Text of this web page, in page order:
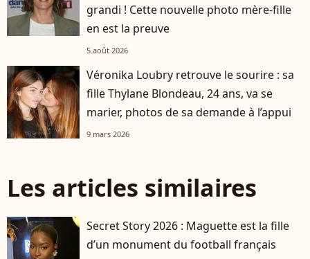
grandi ! Cette nouvelle photo mère-fille
en est la preuve
5 août 2026
Véronika Loubry retrouve le sourire : sa
fille Thylane Blondeau, 24 ans, va se
marier, photos de sa demande à l’appui
9 mars 2026
Les articles similaires
Secret Story 2026 : Maguette est la fille
d’un monument du football français